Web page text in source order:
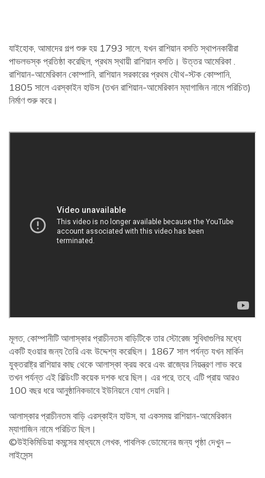
যাইহোক, আমাদের গল্প শুরু হয় 1793 সালে, যখন রাশিয়ান বসতি স্থাপনকারীরা
পাভলভস্ক প্রতিষ্ঠা করেছিল, প্রথম স্থায়ী রাশিয়ান বসতি। উত্তর আমেরিকা .
রাশিয়ান-আমেরিকান কোম্পানি, রাশিয়ান সরকারের প্রথম যৌথ-স্টক কোম্পানি,
1805 সালে এরস্কাইন হাউস (তখন রাশিয়ান-আমেরিকান ম্যাগাজিন নামে পরিচিত)
নির্মাণ শুরু করে।
মূলত, কোম্পানীটি আলাস্কার প্রাচীনতম বাড়িটিকে তার স্টোরেজ সুবিধাগুলির মধ্যে
একটি হওয়ার জন্য তৈরি এবং উদ্দেশ্য করেছিল। 1867 সাল পর্যন্ত যখন মার্কিন
যুক্তরাষ্ট্র রাশিয়ার কাছ থেকে আলাস্কা ক্রয় করে এবং রাজ্যের নিয়ন্ত্রণ লাভ করে
তখন পর্যন্ত এই বিল্ডিংটি কয়েক দশক ধরে ছিল। এর পরে, তবে, এটি প্রায় আরও
100 বছর ধরে আনুষ্ঠানিকভাবে ইউনিয়নে যোগ দেয়নি।
আলাস্কার প্রাচীনতম বাড়ি এরস্কাইন হাউস, যা একসময় রাশিয়ান-আমেরিকান
ম্যাগাজিন নামে পরিচিত ছিল।
©উইকিমিডিয়া কমন্সের মাধ্যমে লেখক, পাবলিক ডোমেনের জন্য পৃষ্ঠা দেখুন –
লাইসেন্স